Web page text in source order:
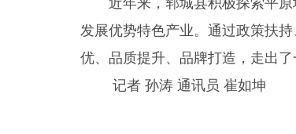
近年来，郓城县积极探索平
发展优势特色产业。通过政策扶
优、品质提升、品牌打造，走出
记者 孙涛 通讯员 崔如坤